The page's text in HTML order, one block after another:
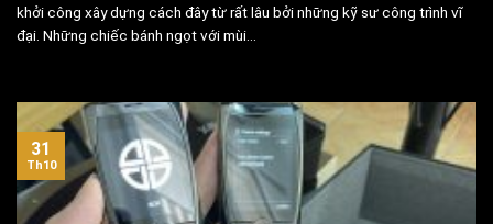
khởi công xây dựng cách đây từ rất lâu bởi những kỹ sư công trình vĩ
đại. Những chiếc bánh ngọt với mùi...
31
Th10